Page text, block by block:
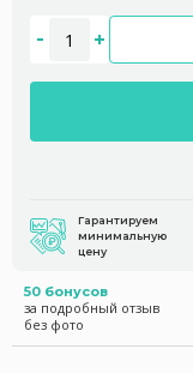
Гарантируем
минимальную
цену
50 бонусов
за подробный отзыв
без фото